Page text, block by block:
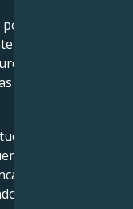
que tem a
e criar ideias
Tenha mais
diferentes como
o resto só
a questionar a
desistas de
um lugar